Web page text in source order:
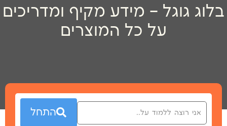
– מידע מקיף ומדריכים
על כל המוצרים